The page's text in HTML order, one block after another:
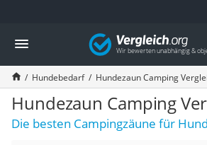
Die beliebtesten Vergleiche nach Kategorie
Drogerie
Inhalator
Haarschneider
Rollator
Braun Rasierer
Katzenklappe (Chip)
Vergleich
Hundebedarf Hundezaun Camping
Hundezaun Camping
Die besten Campingzäune für